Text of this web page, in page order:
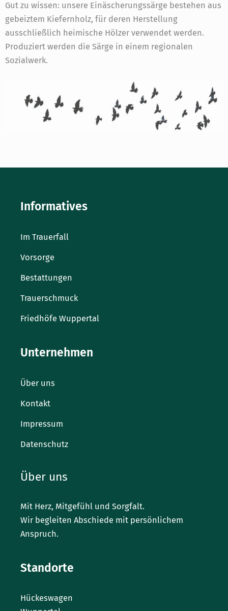
Gut zu wissen: unsere Einäscherungssärge bestehen aus
gebeiztem Kiefernholz, für deren Herstellung
ausschließlich heimische Hölzer verwendet werden.
Produziert werden die Särge in einem regionalen
Sozialwerk.
Informatives
Im Trauerfall
Vorsorge
Bestattungen
Trauerschmuck
Friedhöfe Wuppertal
Unternehmen
Über uns
Kontakt
Impressum
Datenschutz
Über uns
Mit Herz, Mitgefühl und Sorgfalt.
Wir begleiten Abschiede mit persönlichem
Anspruch.
Standorte
Hückeswagen